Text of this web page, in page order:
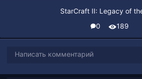
StarCraft II: Legacy of
0
189
Написать комментарий